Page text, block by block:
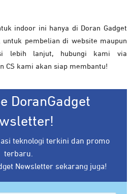
indoor ini hanya di Doran Gadget
pembelian di website maupun
lebih lanjut, hubungi kami via
CS kami akan siap membantu!
DoranGadget
teknologi terkini dan promo
terbaru.
Newsletter sekarang juga!